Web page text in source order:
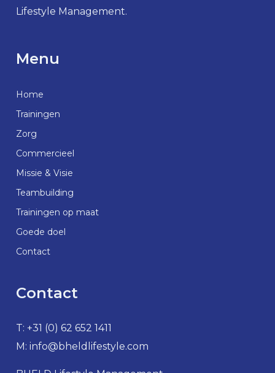
Lifestyle Management.
Menu
Home
Trainingen
Zorg
Commercieel
Missie & Visie
Teambuilding
Trainingen op maat
Goede doel
Contact
Contact
T: +31 (0) 62 652 1411
M: info@bheldlifestyle.com